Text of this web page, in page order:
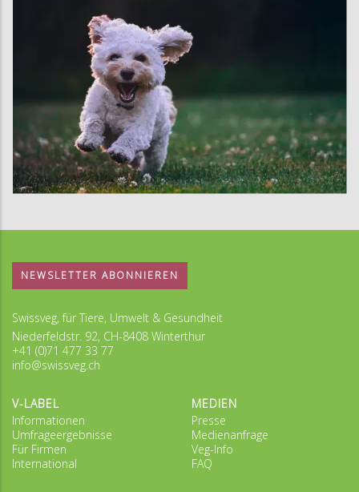
NEWSLETTER ABONNIEREN
Swissveg, für Tiere, Umwelt & Gesundheit
Niederfeldstr. 92, CH-8408 Winterthur
+41 (0)71 477 33 77
info@swissveg.ch
V-LABEL
Informationen
Umfrageergebnisse
Für Firmen
International
MEDIEN
Presse
Medienanfrage
Veg-Info
FAQ